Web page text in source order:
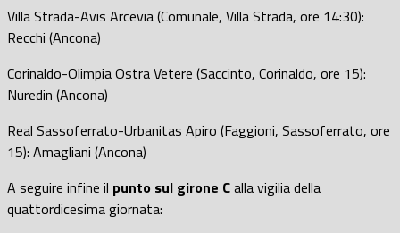
Villa Strada-Avis Arcevia (Comunale, Villa Strada, ore 14:30):
Recchi (Ancona)
Corinaldo-Olimpia Ostra Vetere (Saccinto, Corinaldo, ore 15):
Nuredin (Ancona)
Real Sassoferrato-Urbanitas Apiro (Faggioni, Sassoferrato, ore
15): Amagliani (Ancona)
A seguire infine il punto sul girone Calla vigilia della
quattordicesima giornata: